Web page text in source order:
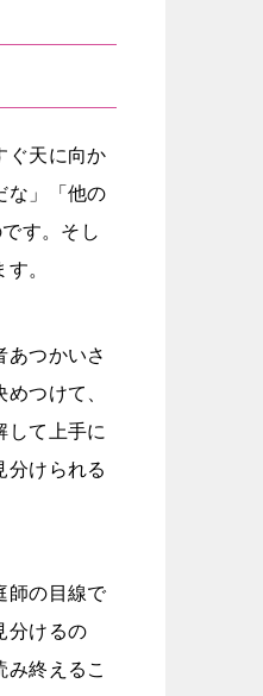
ぐ天に向か
な」「他の
す。そし
。
あつかいさ
つけて、
して上手に
分けられる
師の目線で
分けるの
終えるこ